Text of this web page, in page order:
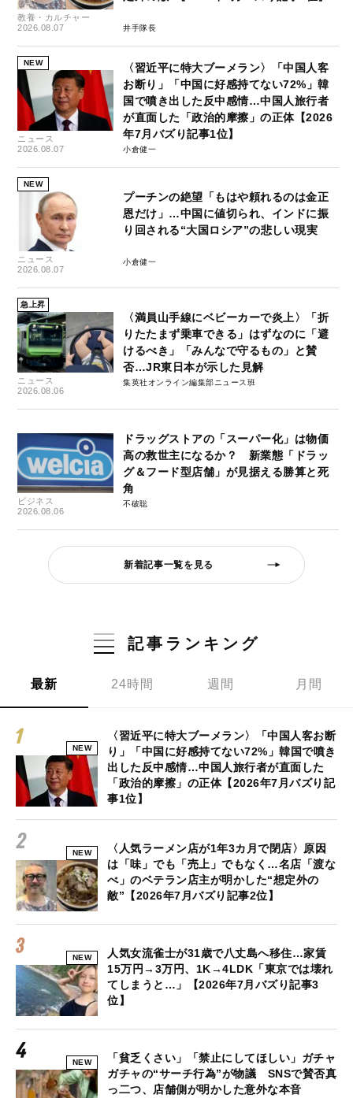
教養・カルチャー
2026.08.07
井手隊長
NEW
ニュース
2026.08.07
〈習近平に特大ブーメラン〉「中国人客
お断り」「中国に好感持てない72%」韓
国で噴き出した反中感情…中国人旅行者
が直面した「政治的摩擦」の正体【2026
年7月バズり記事1位】
小倉健一
NEW
ニュース
2026.08.07
プーチンの絶望「もはや頼れるのは金正
恩だけ」…中国に値切られ、インドに振
り回される“大国ロシア”の悲しい現実
小倉健一
急上昇
ニュース
2026.08.06
〈満員山手線にベビーカーで炎上〉「折
りたたまず乗車できる」はずなのに「避
けるべき」「みんなで守るもの」と賛
否…JR東日本が示した見解
集英社オンライン編集部ニュース班
ビジネス
2026.08.06
ドラッグストアの「スーパー化」は物価
高の救世主になるか？ 新業態「ドラッ
グ＆フード型店舗」が見据える勝算と死
角
不破聡
新着記事一覧を見る
記事ランキング
最新 24時間 週間 月間
NEW
〈習近平に特大ブーメラン〉「中国人客お断
り」「中国に好感持てない72%」韓国で噴き
出した反中感情…中国人旅行者が直面した
「政治的摩擦」の正体【2026年7月バズり記
事1位】
NEW
〈人気ラーメン店が1年3カ月で閉店〉原因
は「味」でも「売上」でもなく…名店「渡な
べ」のベテラン店主が明かした“想定外の
敵”【2026年7月バズり記事2位】
NEW
人気女流雀士が31歳で八丈島へ移住…家賃
15万円→3万円、1K→4LDK「東京では壊れ
てしまうと…」【2026年7月バズり記事3
位】
NEW
「貧乏くさい」「禁止にしてほしい」ガチャ
ガチャの“サーチ行為”が物議 SNSで賛否真
っ二つ、店舗側が明かした意外な本音